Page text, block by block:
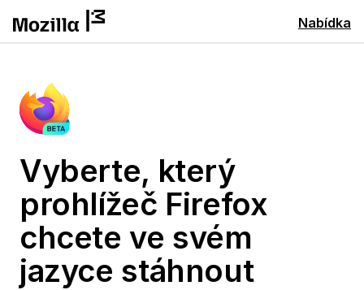
Nabídka
Vyberte, který
prohlížeč Firefox
chcete ve svém
jazyce stáhnout